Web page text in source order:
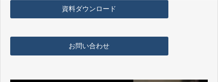
資料ダウンロード
お問い合わせ